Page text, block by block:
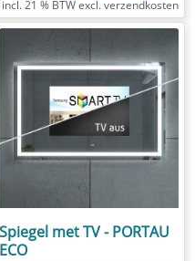
excl.verzendkosten
Spiegel met TV - PORTAU
ECO